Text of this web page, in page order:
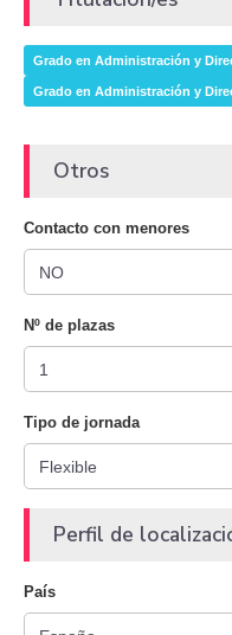
Grado en Administración y
Grado en Administración y
Otros
Contacto con menores
Nº de plazas
Tipo de jornada
Perfil de
País